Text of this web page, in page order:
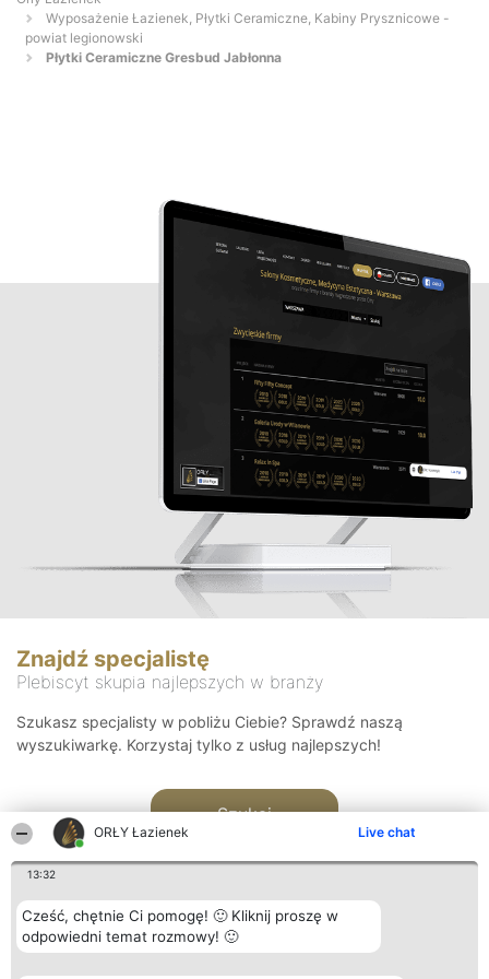
ORŁY Łazienek Live chat
13:32
Cześć, chętnie Ci pomogę! 🙂 Kliknij proszę w
odpowiedni temat rozmowy! 🙂
Wyposażenie Łazienek, Płytki Ceramiczne, Kabiny Prysznicowe -
powiat legionowski
Płytki Ceramiczne Gresbud Jabłonna
Znajdź specjalistę
Plebiscyt skupia najlepszych w branży
Szukasz specjalisty w pobliżu Ciebie? Sprawdź naszą
wyszukiwarkę. Korzystaj tylko z usług najlepszych!
Szukaj
Organizator plebiscytu Plebiscyt Kontakt